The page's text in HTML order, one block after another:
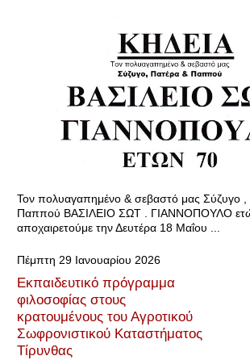
Τον πολυαγαπημένο & σεβαστό μας Σύζυγο ,
Παππού ΒΑΣΙΛΕΙΟ ΣΩΤ . ΓΙΑΝΝΟΠΟΥΛΟ
αποχαιρετούμε την Δευτέρα 18 Μαΐου ...
Πέμπτη 29 Ιανουαρίου 2026
Εκπαιδευτικό πρόγραμμα
φιλοσοφίας στους
κρατουμένους του Αγροτικού
Σωφρονιστικού Καταστήματος
Τίρυνθας